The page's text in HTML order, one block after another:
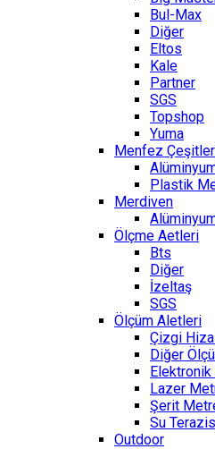
Bul-Max
Diğer
Eltos
Kale
Partner
SGS
Topshop
Yuma
Menfez
Plastik
Merdiven
Ölçme Aetleri
Bts
Diğer
İzeltaş
SGS
Ölçüm Aletleri
Çizgi
Diğer
Lazer
Şerit
Su
Outdoor